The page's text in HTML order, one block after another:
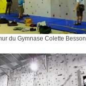
du Gymnase Colette Besson